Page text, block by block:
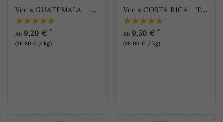
V
ee's GUATEMALA - Echter Antigua
Ab 9,20 € *
(36,80 € / kg)
V
ee's COSTA RICA - Tres Rios
Ab 9,50 € *
(38,00 € / kg)